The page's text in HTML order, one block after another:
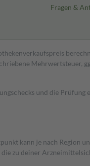
Fragen &
Mehrwertsteuer,
und die Prüfung
kann je nach Region
zu deiner